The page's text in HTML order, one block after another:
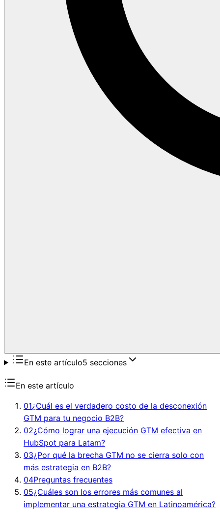
En este artículo5 secciones
En este artículo
01¿Cuál es el verdadero costo de la desconexión
GTM para tu negocio B2B?
02¿Cómo lograr una ejecución GTM efectiva en
HubSpot para Latam?
03¿Por qué la brecha GTM no se cierra solo con
más estrategia en B2B?
04Preguntas frecuentes
05¿Cuáles son los errores más comunes al
implementar una estrategia GTM en Latinoamérica?